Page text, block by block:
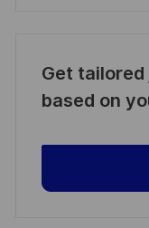
Get
based on